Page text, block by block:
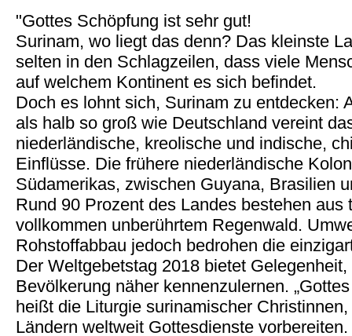
"Gottes Schöpfung ist sehr gut!
Surinam, wo liegt das denn? Das kleinste
selten in den Schlagzeilen, dass viele
auf welchem Kontinent es sich befindet.
Doch es lohnt sich, Surinam zu entdecken:
als halb so groß wie Deutschland vereint
niederländische, kreolische und indische,
Einflüsse. Die frühere niederländische
Südamerikas, zwischen Guyana, Brasilien
Rund 90 Prozent des Landes bestehen aus
vollkommen unberührtem Regenwald.
Rohstoffabbau jedoch bedrohen die
Der Weltgebetstag 2018 bietet
Bevölkerung näher kennenzulernen.
heißt die Liturgie surinamischer
Ländern weltweit Gottesdienste